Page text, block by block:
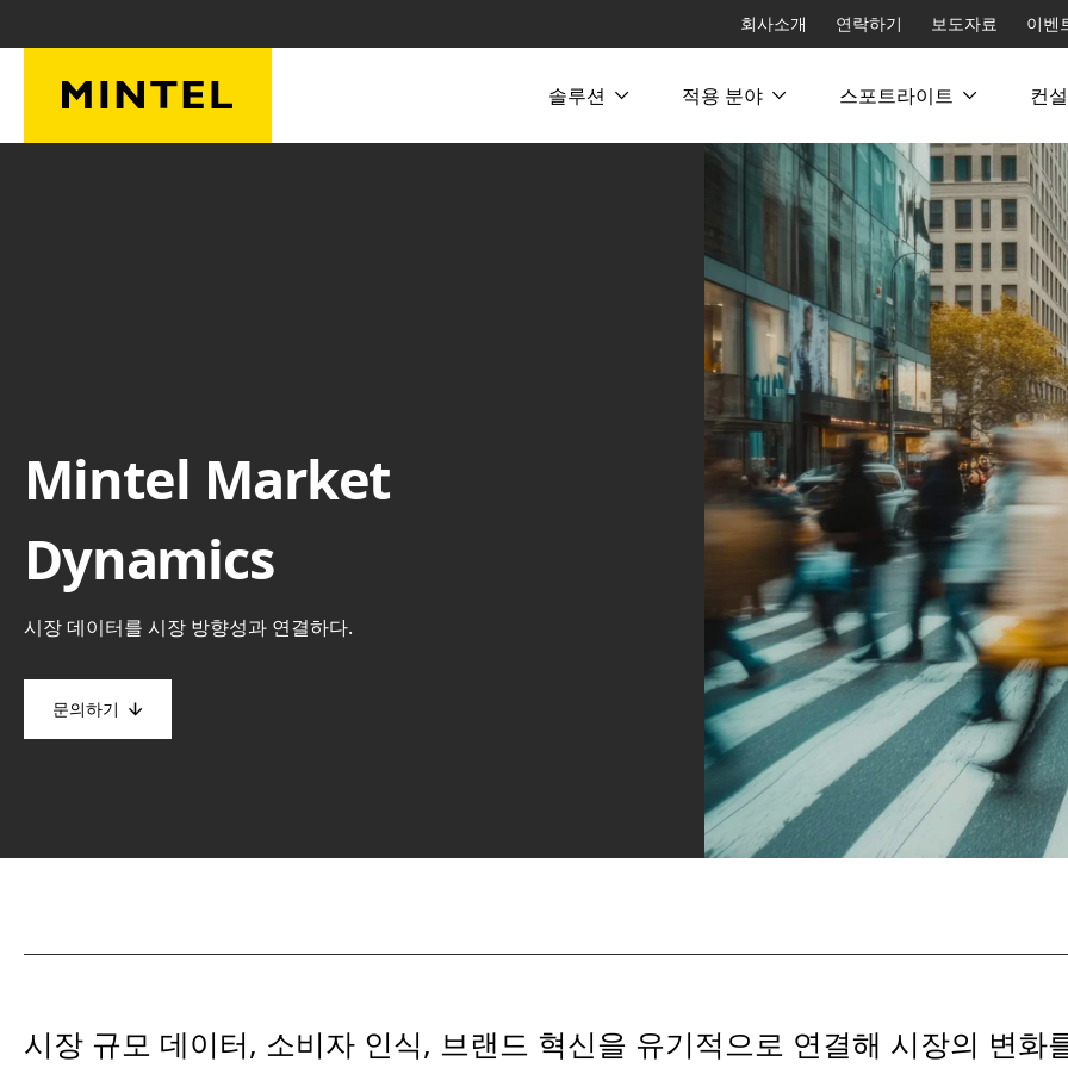
회사소개 연락하기 보도자료 이벤
솔루션 적용 분야 스포트라이트 컨
Mintel Market
Dynamics
시장 데이터를 시장 방향성과 연결하다.
문의하기
시장 규모 데이터, 소비자 인식, 브랜드 혁신을 유기적으로 연결해 시장의 변화